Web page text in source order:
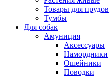
Товары для прудов
Тумбы
Для собак
Амуниция
Аксессуары
Намордники
Ошейники
Поводки